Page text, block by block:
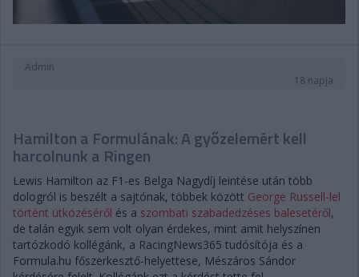
Admin
18 napja
Hamilton a Formulának: A győzelemért kell
harcolnunk a Ringen
Lewis Hamilton az F1-es Belga Nagydíj leintése után több
dologról is beszélt a sajtónak, többek között George Russell-lel
történt ütközéséről és a szombati szabadedzéses balesetéről,
de talán egyik sem volt olyan érdekes, mint amit helyszínen
tartózkodó kollégánk, a RacingNews365 tudósítója és a
Formula.hu főszerkesztő-helyettese, Mészáros Sándor